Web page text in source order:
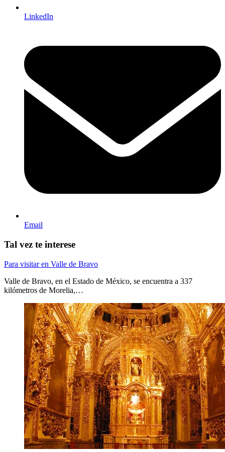
LinkedIn
Email
Tal vez te interese
Para visitar en Valle de Bravo
Valle de Bravo, en el Estado de México, se encuentra a 337
kilómetros de Morelia,…